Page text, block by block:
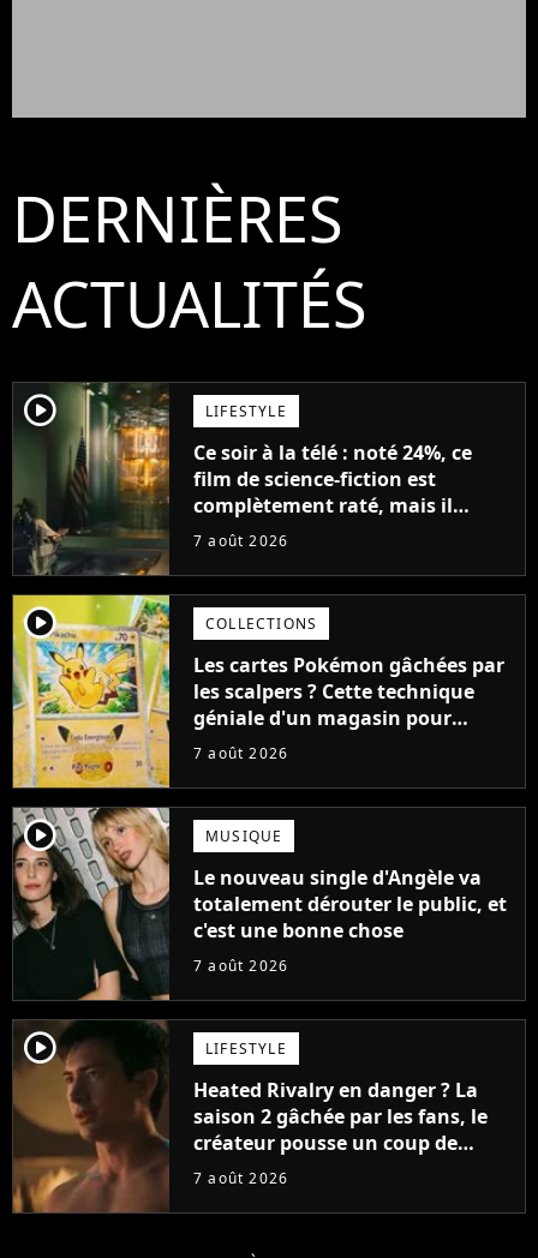
DERNIÈRES
ACTUALITÉS
player2 LIFESTYLE
Ce soir à la télé : noté 24%, ce
film de science-fiction est
complètement raté, mais il
aurait pu être encore pire à
7 août 2026
player2 COLLECTIONS
Les cartes Pokémon gâchées par
les scalpers ? Cette technique
géniale d'un magasin pour
ruiner les revendeurs
7 août 2026
player2 MUSIQUE
Le nouveau single d'Angèle va
totalement dérouter le public, et
c'est une bonne chose
7 août 2026
player2 LIFESTYLE
Heated Rivalry en danger ? La
saison 2 gâchée par les fans, le
créateur pousse un coup de
gueule
7 août 2026